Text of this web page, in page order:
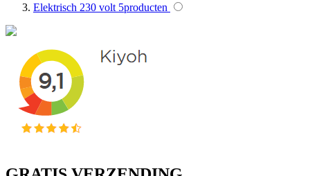
Elektrisch 230 volt 5producten